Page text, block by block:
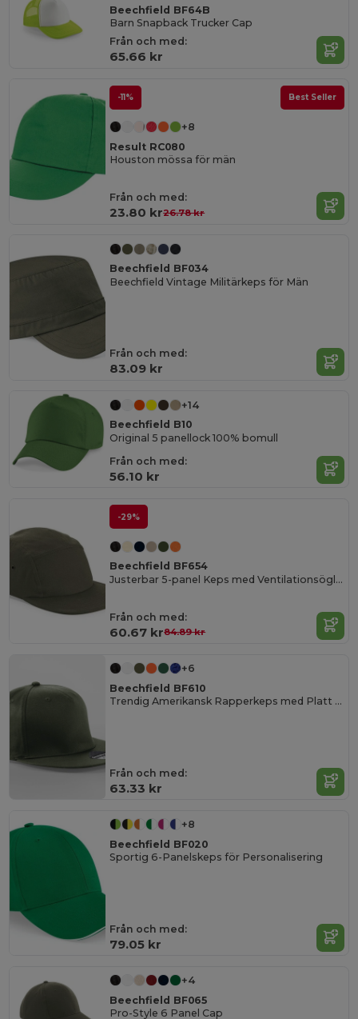
Beechfield BF64B
Barn Snapback Trucker Cap
Från och med:
65.66 kr
-11% Best Seller
+8
Result RC080
Houston mössa för män
Från och med:
23.80 kr26.78 kr
Beechfield BF034
Beechfield Vintage Militärkeps för Män
Från och med:
83.09 kr
+14
Beechfield B10
Original 5 panellock 100% bomull
Från och med:
56.10 kr
-29%
Beechfield BF654
Justerbar 5-panel Keps med Ventilationsöglor
Från och med:
60.67 kr84.89 kr
+6
Beechfield BF610
Trendig Amerikansk Rapperkeps med Platt Skärm
Från och med:
63.33 kr
+8
Beechfield BF020
Sportig 6-Panelskeps för Personalisering
Från och med:
79.05 kr
+4
Beechfield BF065
Pro-Style 6 Panel Cap